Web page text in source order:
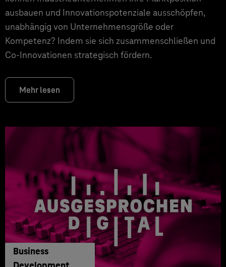
ausbauen und Innovationspotenziale ausschöpfen,
unabhängig von Unternehmensgröße oder
Kompetenz? Indem sie sich zusammenschließen und
Co-Innovationen strategisch fördern.
Mehr lesen
Business